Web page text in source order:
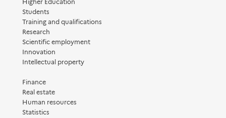
Higher Education
Students
Training and qualifications
Research
Scientific employment
Innovation
Intellectual property
Finance
Real estate
Human resources
Statistics